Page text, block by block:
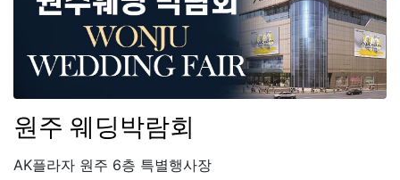
원주 웨딩박람회
AK플라자 원주 6층 특별행사장